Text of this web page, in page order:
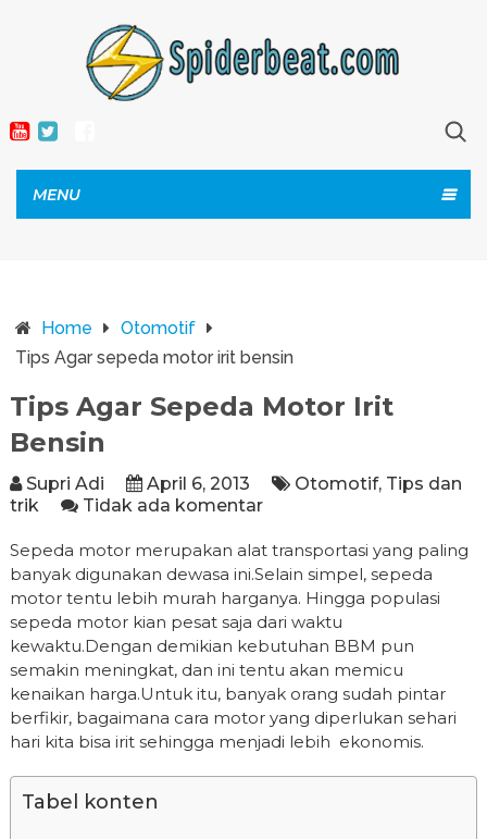
MENU
Home
Otomotif
Tips Agar sepeda motor irit bensin
Tips Agar Sepeda Motor Irit
Bensin
Supri Adi April 6, 2013 Otomotif, Tips dan
trik
Tidak ada komentar
Sepeda motor merupakan alat transportasi yang paling
banyak digunakan dewasa ini.Selain simpel, sepeda
motor tentu lebih murah harganya. Hingga populasi
sepeda motor kian pesat saja dari waktu
kewaktu.Dengan demikian kebutuhan BBM pun
semakin meningkat, dan ini tentu akan memicu
kenaikan harga.Untuk itu, banyak orang sudah pintar
berfikir, bagaimana cara motor yang diperlukan sehari
hari kita bisa irit sehingga menjadi lebih ekonomis.
Tabel konten